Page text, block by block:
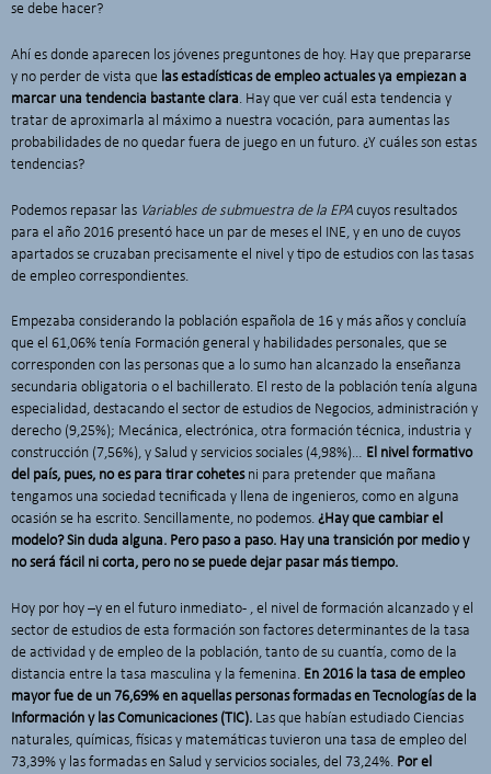
se debe hacer?
Ahí es donde aparecen los jóvenes preguntones de hoy. Hay que prepararse
y no perder de vista que las estadísticas de empleo actuales ya empiezan a
marcar una tendencia bastante clara. Hay que ver cuál esta tendencia y
tratar de aproximarla al máximo a nuestra vocación, para aumentas las
probabilidades de no quedar fuera de juego en un futuro. ¿Y cuáles son estas
tendencias?
Podemos repasar las Variables de submuestra de la EPA cuyos resultados
para el año 2016 presentó hace un par de meses el INE, y en uno de cuyos
apartados se cruzaban precisamente el nivel y tipo de estudios con las tasas
de empleo correspondientes.
Empezaba considerando la población española de 16 y más años y concluía
que el 61,06% tenía Formación general y habilidades personales, que se
corresponden con las personas que a lo sumo han alcanzado la enseñanza
secundaria obligatoria o el bachillerato. El resto de la población tenía alguna
especialidad, destacando el sector de estudios de Negocios, administración y
derecho (9,25%); Mecánica, electrónica, otra formación técnica, industria y
construcción (7,56%), y Salud y servicios sociales (4,98%)… El nivel formativo
del país, pues, no es para tirar cohetesni para pretender que mañana
tengamos una sociedad tecnificada y llena de ingenieros, como en alguna
ocasión se ha escrito. Sencillamente, no podemos. ¿Hay que cambiar el
modelo? Sin duda alguna. Pero paso a paso. Hay una transición por medio y
no será fácil ni corta, pero no se puede dejar pasar más tiempo.
Hoy por hoy –y en el futuro inmediato- , el nivel de formación alcanzado y el
sector de estudios de esta formación son factores determinantes de la tasa
de actividad y de empleo de la población, tanto de su cuantía, como de la
distancia entre la tasa masculina y la femenina. En 2016 la tasa de empleo
mayor fue de un 76,69% en aquellas personas formadas en Tecnologías de la
Información y las Comunicaciones (TIC). Las que habían estudiado Ciencias
naturales, químicas, físicas y matemáticas tuvieron una tasa de empleo del
73,39% y las formadas en Salud y servicios sociales, del 73,24%. Por el